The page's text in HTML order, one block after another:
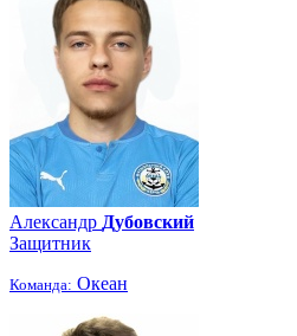
Александр Дубовский
Защитник
Команда: Океан